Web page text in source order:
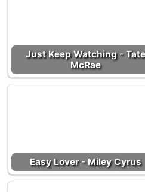
Just Keep Watching -
McRae
Easy Lover - Miley Cyrus